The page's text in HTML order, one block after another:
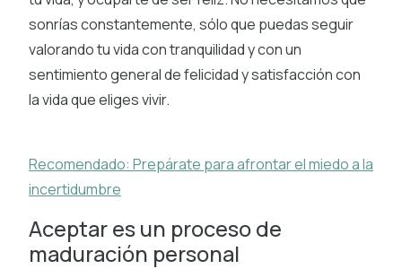
sonrías constantemente, sólo que puedas seguir
valorando tu vida con tranquilidad y con un
sentimiento general de felicidad y satisfacción con
la vida que eliges vivir.
Recomendado: Prepárate para afrontar el miedo a la
incertidumbre
Aceptar es un proceso de
maduración personal